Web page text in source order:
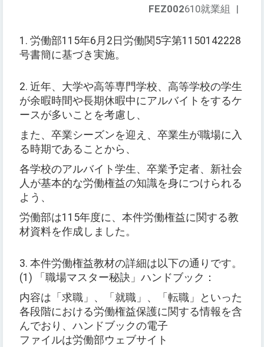
FEZ002610就業組 |
1. 労働部115年6月2日労働関5字第1150142228
号書簡に基づき実施。
2. 近年、大学や高等専門学校、高等学校の学生
が余暇時間や長期休暇中にアルバイトをするケ
ースが多いことを考慮し、
また、卒業シーズンを迎え、卒業生が職場に入
る時期であることから、
各学校のアルバイト学生、卒業予定者、新社会
人が基本的な労働権益の知識を身につけられる
よう、
労働部は115年度に、本件労働権益に関する教
材資料を作成しました。
3. 本件労働権益教材の詳細は以下の通りです。
(1) 「職場マスター秘訣」ハンドブック：
内容は「求職」、「就職」、「転職」といった
各段階における労働権益保護に関する情報を含
んでおり、ハンドブックの電子
ファイルは労働部ウェブサイト